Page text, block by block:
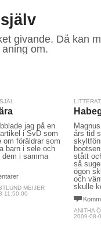
givande. Då kan
om.
jag på en
i SvD som
om föräldrar som
barn i sele och
dem i samma
MEIJER
11:50:00
års tid
stått
så
ögon
och
skulle
ANITHA
2009-08-